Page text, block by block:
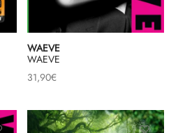
WAEVE
WAEVE
31,90€